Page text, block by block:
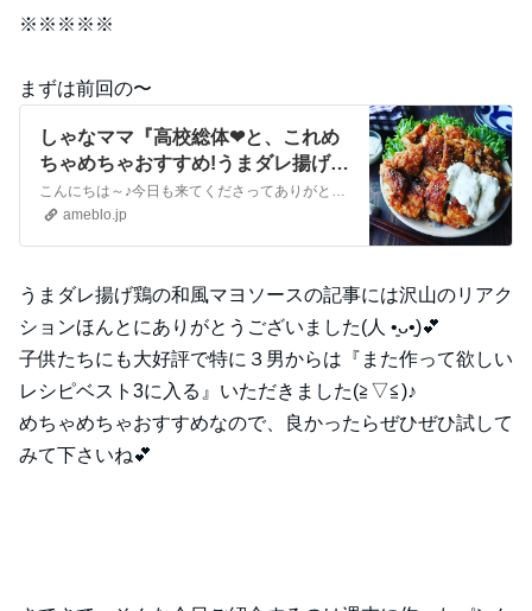
※※※※※
まずは前回の〜
しゃなママ『高校総体❤と、これめ
ちゃめちゃおすすめ!うまダレ揚げ鶏
の和風マヨソース❤』
こんにちは～♪今日も来てくださってありがとうございます。いつも沢山のコメントやメッセージ、クリップやリブログもほんとに嬉しいです♪全部にお返事できなくて申し訳…
ameblo.jp
うまダレ揚げ鶏の和風マヨソースの記事には沢山のリアク
ションほんとにありがとうございました(⁠人⁠ ⁠•͈⁠ᴗ⁠•͈⁠)💕
子供たちにも大好評で特に３男からは『また作って欲しい
レシピベスト3に入る』いただきました(⁠≧⁠▽⁠≦⁠)♪
めちゃめちゃおすすめなので、良かったらぜひぜひ試して
みて下さいね💕